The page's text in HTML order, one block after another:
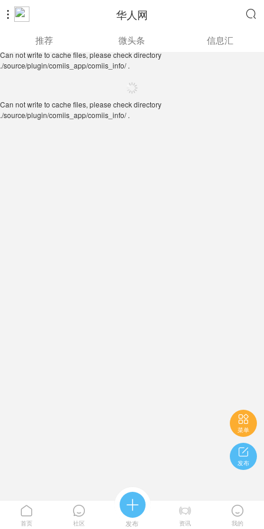
 华人网 
./source/plugin/comiis_app/comiis_info/ .
推荐 微头条 信息汇
Can not write to cache files, please check directory
./source/plugin/comiis_app/comiis_info/ .

菜单

发布

首页

社区

发布

资讯

我的
Can not write to cache files, please check directory
./source/plugin/comiis_app/comiis_info/ .